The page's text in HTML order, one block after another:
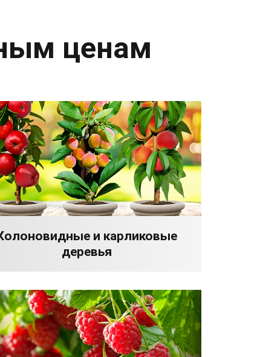
ценам
и карликовые
деревья